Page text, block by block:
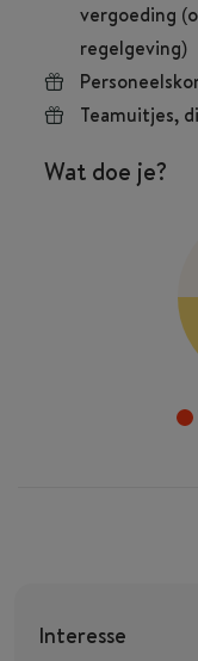
vergoeding
regelgeving)
Teamuitjes,
Wat doe je?
Interesse